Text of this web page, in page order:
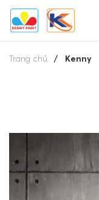
Trang chủ Kenny